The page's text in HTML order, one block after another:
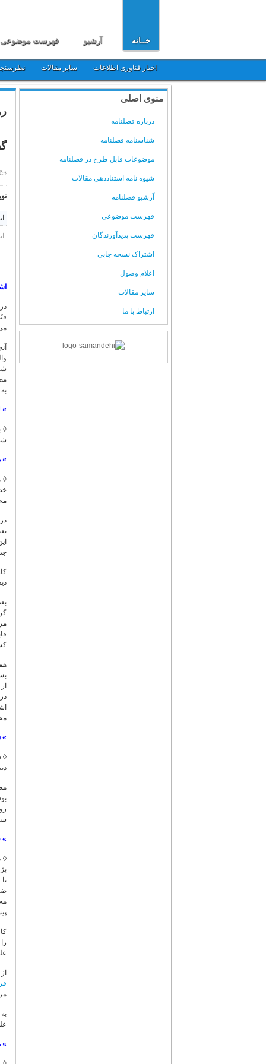
خــانه آرشیو فهرست موضوعی
اخبار فناوری اطلاعات سایر مقالات
پنج
»
◊
»
◊
»
◊ در
»
◊
»
منوی اصلی
درباره فصلنامه
شناسنامه فصلنامه
موضوعات قابل طرح در فصلنامه
شیوه نامه استناددهی مقالات
آرشیو فصلنامه
فهرست موضوعی
فهرست پدیدآورندگان
اشتراک نسخه چاپی
اعلام وصول
سایر مقالات
ارتباط با ما